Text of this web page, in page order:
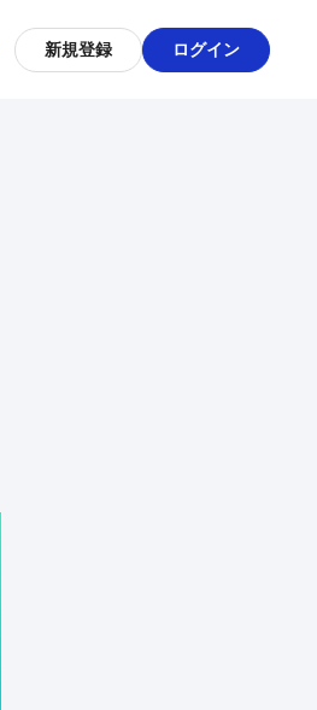
新規登録 ログイン